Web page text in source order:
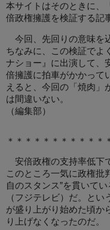
本サイトはそのときに、
倍政権擁護を検証する記
今回、先回りの意味を
ちなみに、この検証でよ
ナショー』に出演して、
倍擁護に拍車がかかって
えると、今回の「焼肉」
は間違いない。
（編集部）
＊＊＊＊＊＊＊＊＊＊＊
安倍政権の支持率低下
このところ一気に政権批
自のスタンス”を貫いて
（フジテレビ）だ。と
が盛り上がり始めた頃か
り上げなくなったのだ。